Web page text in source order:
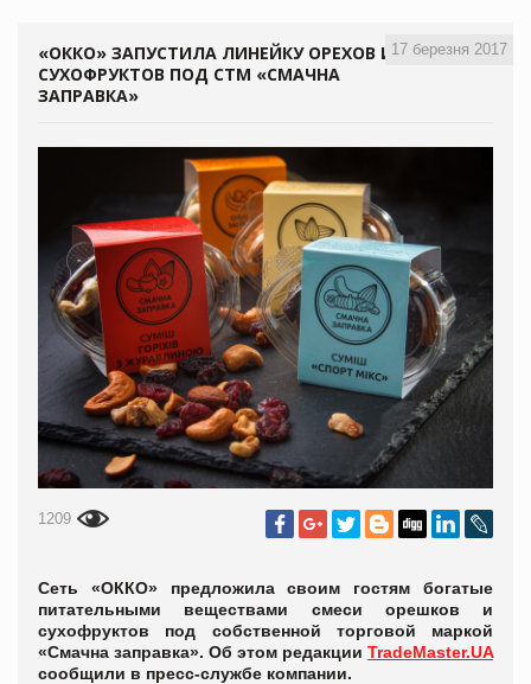
17 березня 2017
«ОККО» ЗАПУСТИЛА ЛИНЕЙКУ ОРЕХОВ И
СУХОФРУКТОВ ПОД СТМ «СМАЧНА
ЗАПРАВКА»
1209
Сеть «ОККО» предложила своим гостям богатые
питательными веществами смеси орешков и
сухофруктов под собственной торговой маркой
«Смачна заправка». Об этом редакции TradeMaster.UA
сообщили в пресс-службе компании.